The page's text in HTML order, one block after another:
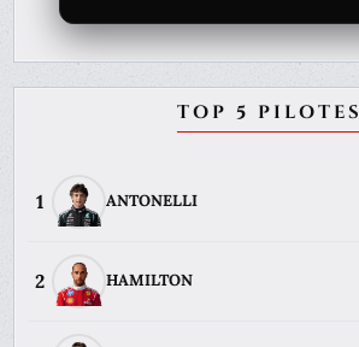
TOP 5 PILOTES
1 ANTONELLI
2 HAMILTON